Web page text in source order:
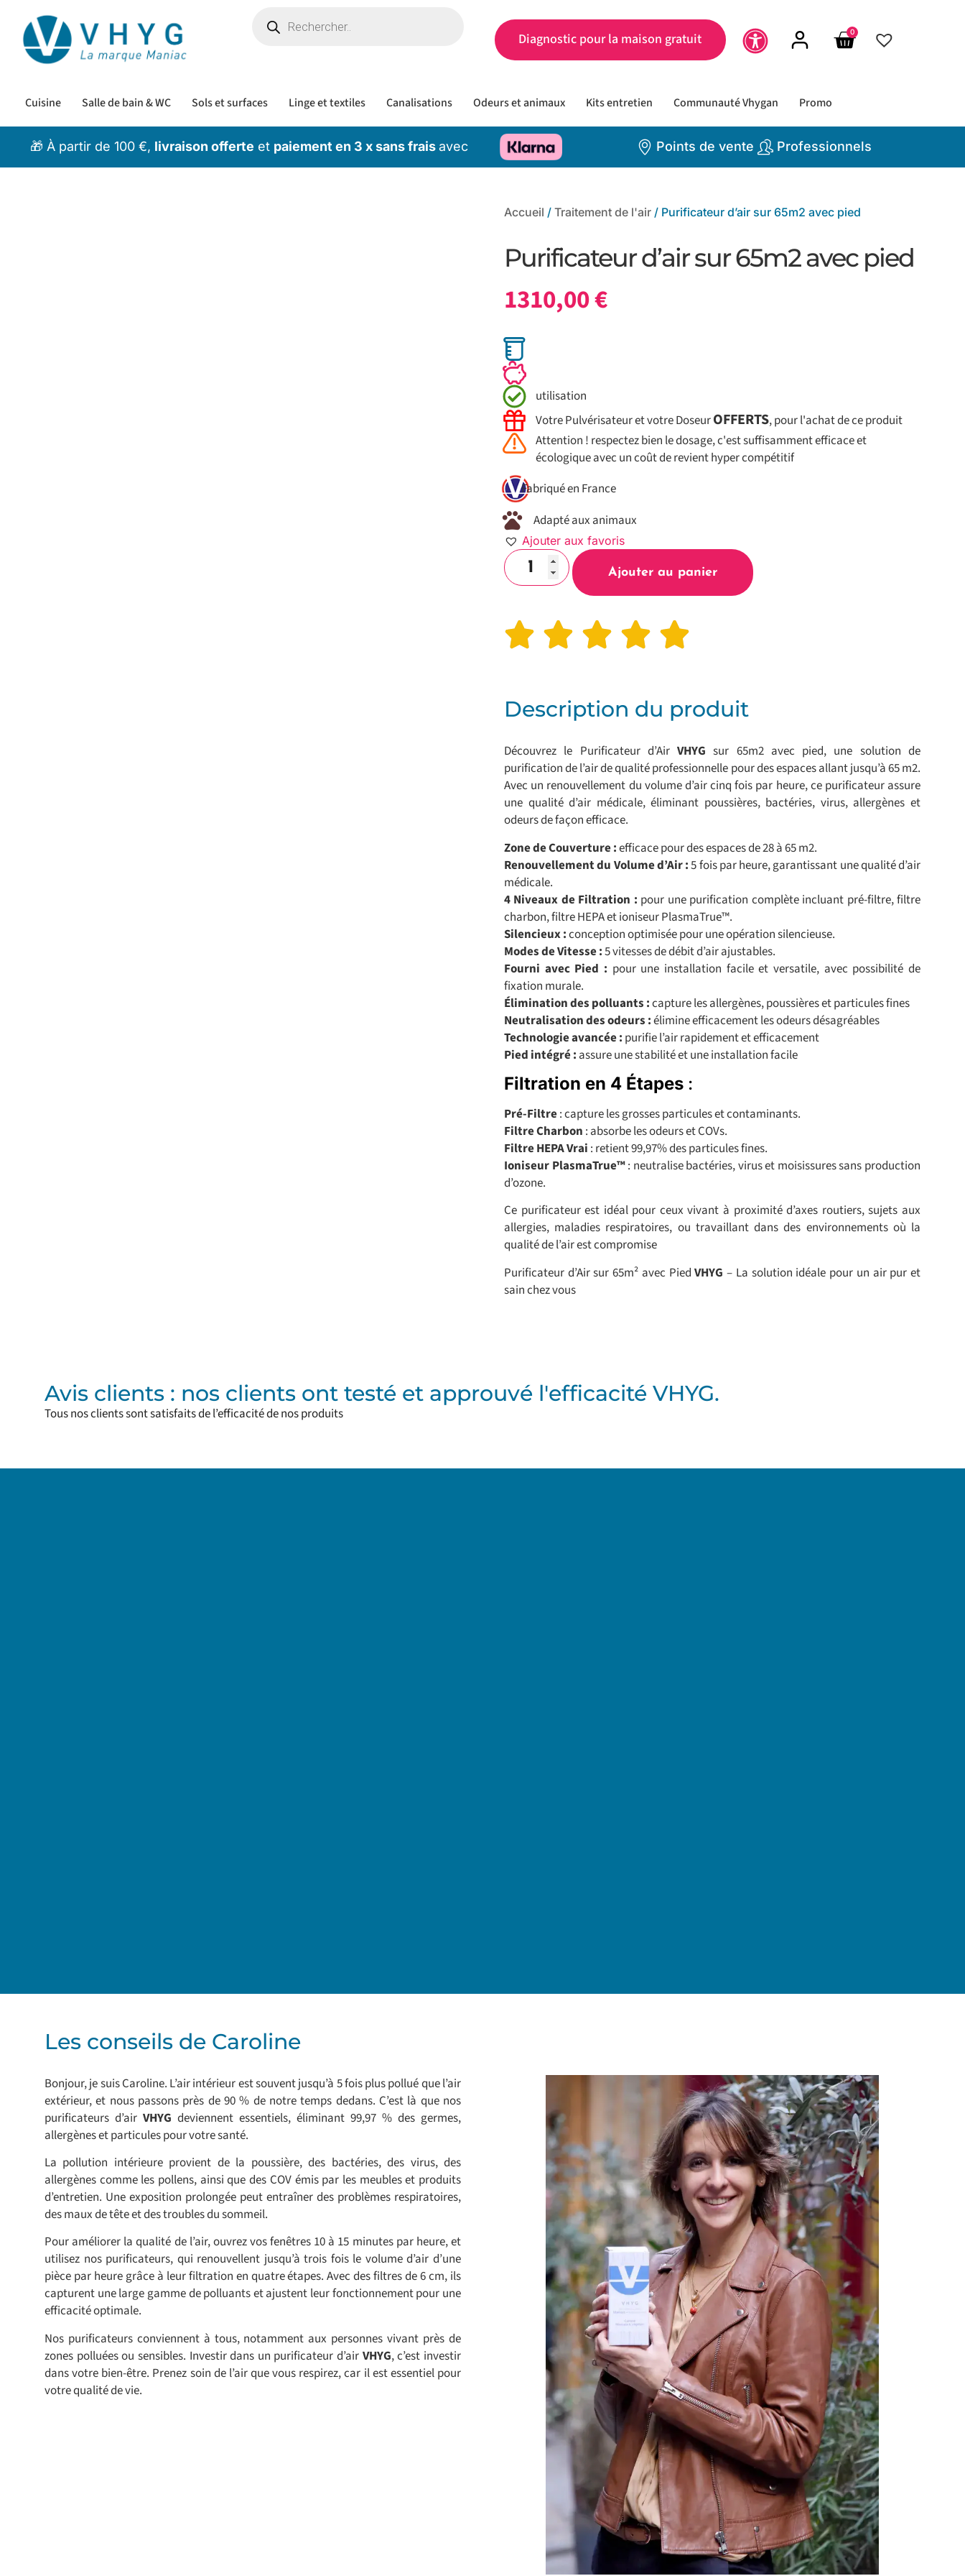
Diagnostic pour la maison gratuit 0
Cuisine Salle de bain & WC Sols et surfaces Linge et textiles Canalisations Odeurs et animaux Kits entretien Communauté Vhygan Promo
🎁 À partir de 100 €, livraison offerte et paiement en 3 x sans fraisavec Points de vente Professionnels
Accueil / Traitement de l'air / Purificateur d’air sur 65m2 avec pied
Purificateur d’air sur 65m2 avec pied
1310,00€
utilisation
Votre Pulvérisateur et votre DoseurOFFERTS, pour l'achat de ce produit
Attention ! respectez bien le dosage, c'est suffisamment efficace et
écologique avec un coût de revient hyper compétitif
Fabriqué en France
Adapté aux animaux
Ajouter aux favoris
Ajouter au panier
Description du produit
Découvrez le Purificateur d’AirVHYG sur 65m2 avec pied, une solution de
purification de l’air de qualité professionnelle pour des espaces allant jusqu’à 65 m2.
Avec un renouvellement du volume d’air cinq fois par heure, ce purificateur assure
une qualité d’air médicale, éliminant poussières, bactéries, virus, allergènes et
odeurs de façon efficace.
Zone de Couverture :efficace pour des espaces de 28 à 65 m2.
Renouvellement du Volume d’Air :5 fois par heure, garantissant une qualité d’air
médicale.
4 Niveaux de Filtration : pour une purification complète incluant pré-filtre, filtre
charbon, filtre HEPA et ioniseur PlasmaTrue™.
Silencieux :conception optimisée pour une opération silencieuse.
Modes de Vitesse :5 vitesses de débit d’air ajustables.
Fourni avec Pied : pour une installation facile et versatile, avec possibilité de
fixation murale.
Élimination des polluants :capture les allergènes, poussières et particules fines
Neutralisation des odeurs :élimine efficacement les odeurs désagréables
Technologie avancée : purifie l’air rapidement et efficacement
Pied intégré : assure une stabilité et une installation facile
Filtration en 4 Étapes :
Pré-Filtre: capture les grosses particules et contaminants.
Filtre Charbon : absorbe les odeurs et COVs.
Filtre HEPA Vrai : retient 99,97% des particules fines.
Ioniseur PlasmaTrue™: neutralise bactéries, virus et moisissures sans production
d’ozone.
Ce purificateur est idéal pour ceux vivant à proximité d’axes routiers, sujets aux
allergies, maladies respiratoires, ou travaillant dans des environnements où la
qualité de l’air est compromise
Purificateur d’Air sur 65m² avec PiedVHYG – La solution idéale pour un air pur et
sain chez vous
Avis clients : nos clients ont testé et approuvé l'efficacité VHYG.
Tous nos clients sont satisfaits de l’efficacité de nos produits
Les conseils de Caroline
Bonjour, je suis Caroline. L’air intérieur est souvent jusqu’à 5 fois plus pollué que l’air
extérieur, et nous passons près de 90 % de notre temps dedans. C’est là que nos
purificateurs d’air VHYG deviennent essentiels, éliminant 99,97 % des germes,
allergènes et particules pour votre santé.
La pollution intérieure provient de la poussière, des bactéries, des virus, des
allergènes comme les pollens, ainsi que des COV émis par les meubles et produits
d’entretien. Une exposition prolongée peut entraîner des problèmes respiratoires,
des maux de tête et des troubles du sommeil.
Pour améliorer la qualité de l’air, ouvrez vos fenêtres 10 à 15 minutes par heure, et
utilisez nos purificateurs, qui renouvellent jusqu’à trois fois le volume d’air d’une
pièce par heure grâce à leur filtration en quatre étapes. Avec des filtres de 6 cm, ils
capturent une large gamme de polluants et ajustent leur fonctionnement pour une
efficacité optimale.
Nos purificateurs conviennent à tous, notamment aux personnes vivant près de
zones polluées ou sensibles. Investir dans un purificateur d’air VHYG, c’est investir
dans votre bien-être. Prenez soin de l’air que vous respirez, car il est essentiel pour
votre qualité de vie.